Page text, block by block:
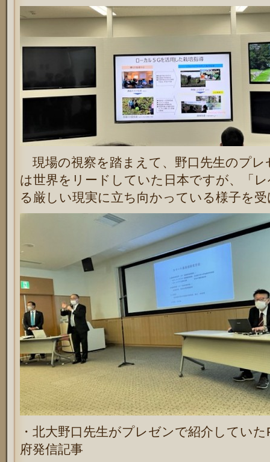
現場の視察を踏まえて、野口先生のプ
は世界をリードしていた日本ですが、「
る厳しい現実に立ち向かっている様子を
・北大野口先生がプレゼンで紹介してい
府発信記事